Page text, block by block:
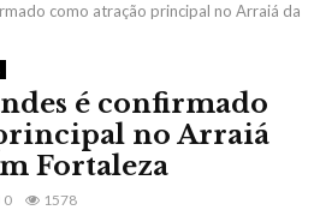
como atração principal no Arraiá da
é confirmado
no Arraiá
Fortaleza
0 1578